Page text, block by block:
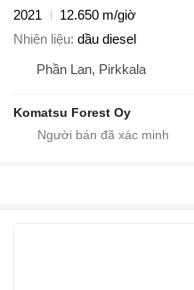
2021
12.650 m/giờ
Nhiên liệu dầu diesel
Phần Lan, Pirkkala
Komatsu Forest Oy